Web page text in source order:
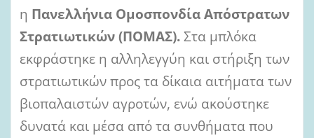
η Πανελλήνια Ομοσπονδία Απόστρατων
Στρατιωτικών (ΠΟΜΑΣ).Στα μπλόκα
εκφράστηκε η αλληλεγγύη και στήριξη των
στρατιωτικών προς τα δίκαια αιτήματα των
βιοπαλαιστών αγροτών, ενώ ακούστηκε
δυνατά και μέσα από τα συνθήματα που